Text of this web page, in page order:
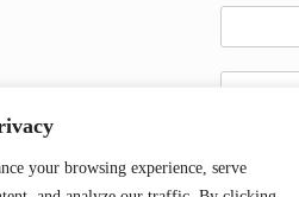
your browsing experience, serve
ล และชื่อเว็บไซต์ของฉันบนเบราว์เซอร์